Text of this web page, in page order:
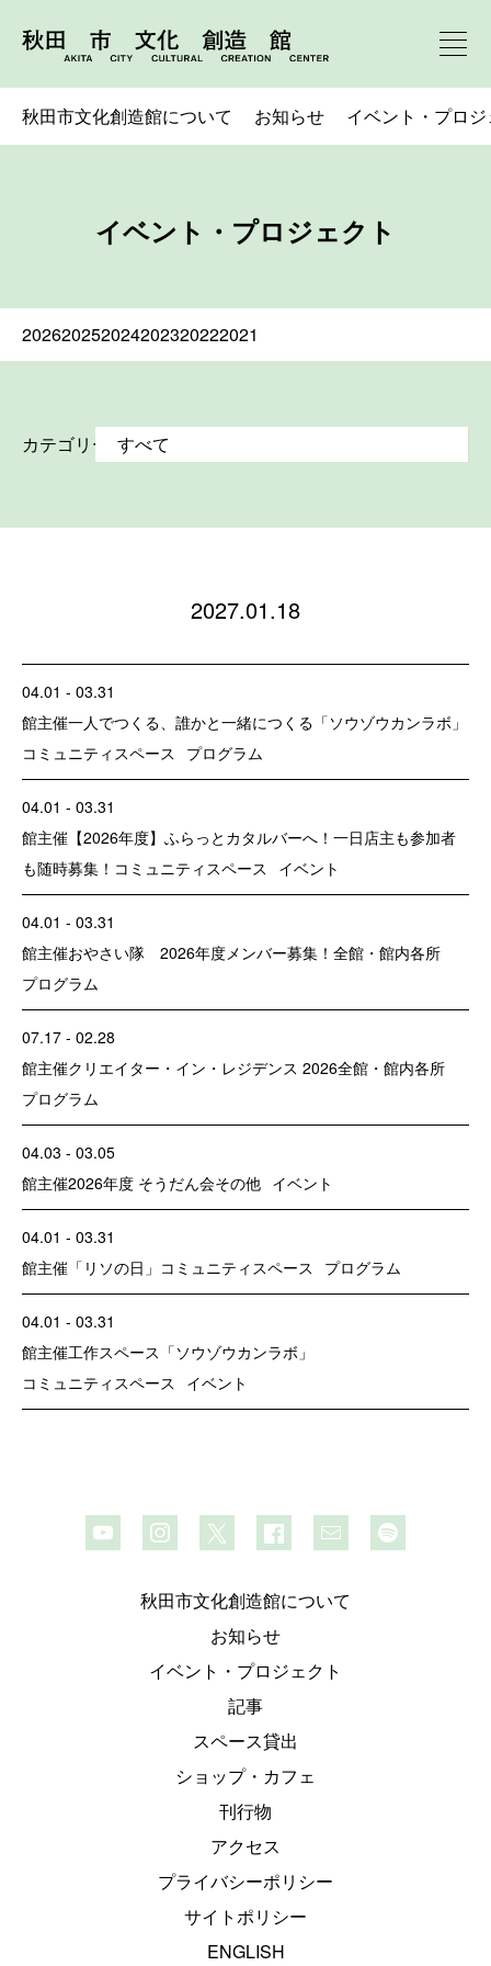
秋田市文化創造館について お知らせ イベント・プロ
イベント・プロジェクト
202620252024202320222021
カテゴリー
2027.01.18
04.01 - 03.31
館主催一人でつくる、誰かと一緒につくる「ソウゾウカンラボ」
コミュニティスペース
プログラム
04.01 - 03.31
館主催 【2026年度】ふらっとカタルバーへ！一日店主も参加者
も随時募集！ コミュニティスペース イベント
04.01 - 03.31
館主催おやさい隊 2026年度メンバー募集！ 全館・館内各所
プログラム
07.17 - 02.28
館主催クリエイター・イン・レジデンス 2026全館・館内各所
プログラム
04.03 - 03.05
館主催2026年度 そうだん会その他 イベント
04.01 - 03.31
館主催 「リソの日」 コミュニティスペース プログラム
04.01 - 03.31
館主催工作スペース「ソウゾウカンラボ」
コミュニティスペース
イベント
秋田市文化創造館について
お知らせ
イベント・プロジェクト
記事
スペース貸出
ショップ・カフェ
刊行物
アクセス
プライバシーポリシー
サイトポリシー
ENGLISH